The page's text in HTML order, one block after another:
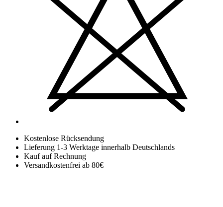
Kostenlose Rücksendung
Lieferung 1-3 Werktage innerhalb Deutschlands
Kauf auf Rechnung
Versandkostenfrei ab 80€